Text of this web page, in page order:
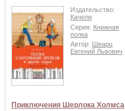
Издательство:
Качели
Серия: Книжная
полка
Автор: Шварц
Евгений Львович
Приключения Шерлока Холмса